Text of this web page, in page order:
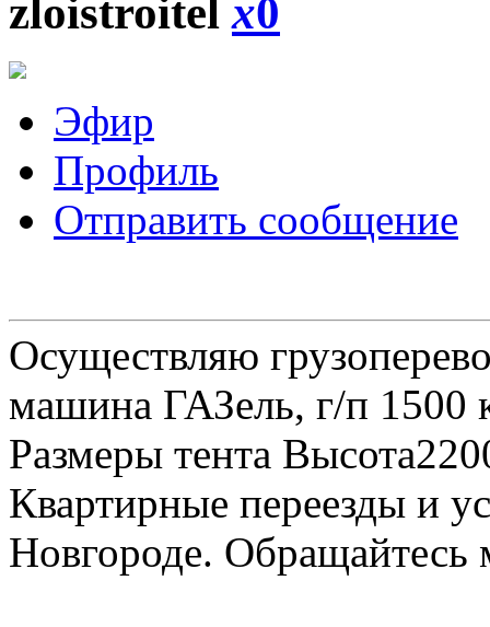
zloistroitelx0
Эфир
Профиль
Отправить сообщение
Осуществляю
машина ГАЗель, г/п 1500
Размеры тента
Квартирные переезды и
Новгороде.